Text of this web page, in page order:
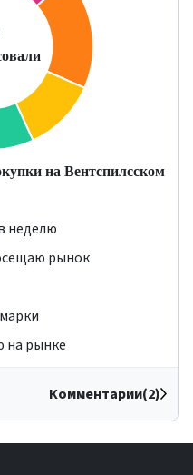
на Вентспилсском
неделю
рынок
на рынке
Комментарии(2)